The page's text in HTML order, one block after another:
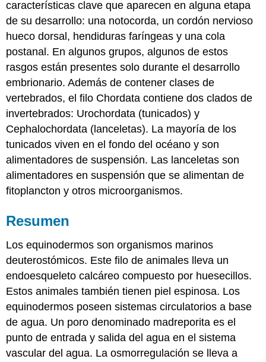
características clave que aparecen en alguna etapa
de su desarrollo: una notocorda, un cordón nervioso
hueco dorsal, hendiduras faríngeas y una cola
postanal. En algunos grupos, algunos de estos
rasgos están presentes solo durante el desarrollo
embrionario. Además de contener clases de
vertebrados, el filo Chordata contiene dos clados de
invertebrados: Urochordata (tunicados) y
Cephalochordata (lanceletas). La mayoría de los
tunicados viven en el fondo del océano y son
alimentadores de suspensión. Las lanceletas son
alimentadores en suspensión que se alimentan de
fitoplancton y otros microorganismos.
Resumen
Los equinodermos son organismos marinos
deuterostómicos. Este filo de animales lleva un
endoesqueleto calcáreo compuesto por huesecillos.
Estos animales también tienen piel espinosa. Los
equinodermos poseen sistemas circulatorios a base
de agua. Un poro denominado madreporita es el
punto de entrada y salida del agua en el sistema
vascular del agua. La osmorregulación se lleva a